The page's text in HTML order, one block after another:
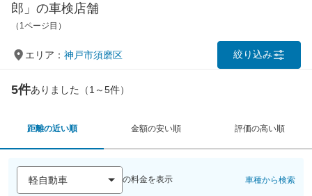
郎」の車検店舗
（1ページ目）
エリア： 神戸市須磨区 絞り込み
5件ありました（1～5件）
距離の近い順 金額の安い順 評価の高い順
の料金を表示 車種から検索